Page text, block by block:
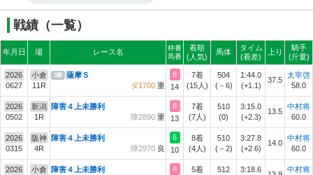
戦績（一覧）
年月日 場 レース名
枠番
馬番
着順
(人気)
馬体
タイム
(着差)
上り
騎手
(斤量)
2026
0627
小倉
11R
3勝
薩摩Ｓ
ダ1700 重
8
14
7着
(15人)
504
(－6)
1:44.0
(+1.1)
37.5
太宰啓
58.0
2026
0502
新潟
1R
障害４上未勝利
障2890 重
8
13
7着
(7人)
510
(0)
3:15.0
(+2.3)
13.5
中村将
60.0
2026
0315
阪神
4R
障害４上未勝利
障2970 良
6
10
8着
(4人)
510
(－2)
3:27.8
(+2.6)
14.0
中村将
60.0
2026
小倉
障害４上未勝利
8
5着
512
3:18.6
中村将